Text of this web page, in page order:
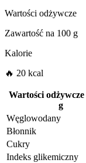
Wartości odżywcze
Zawartość na 100 g
Kalorie
🔥 20 kcal
Wartości odżywcze
g
Węglowodany
Błonnik
Cukry
Indeks glikemiczny